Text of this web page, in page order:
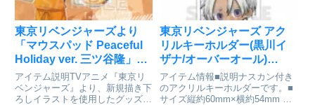
東京リベンジャーズより
「マウスパッド Peaceful
Holiday ver. 三ツ谷隆」が
好評発売中
アイテム説明TVアニメ『東京リ
ベンジャーズ』より、新規描き下
ろしイラストを使用したグッズが
東京リベンジャーズ アク
リルキーホルダー(黒川イ
ザナ/オーバーオール)
[Parflette-パルフレット-]が
予約受付開始
アイテム情報■説明ナスカン付き
のアクリルキーホルダーです。■
サイズ縦約60mm×横約54mm 厚